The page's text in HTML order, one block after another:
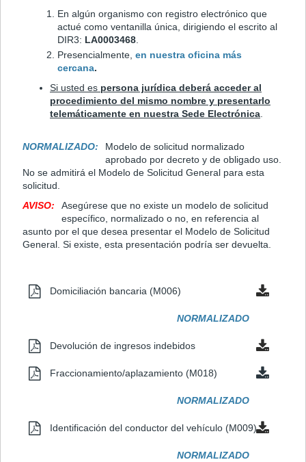
En algún organismo con registro electrónico que
actué como ventanilla única, dirigiendo el escrito al
DIR3: LA0003468.
Presencialmente, en nuestra oficina más
cercana.
Si usted es persona jurídica deberá acceder al
procedimiento del mismo nombre y presentarlo
telemáticamente en nuestra Sede Electrónica.
NORMALIZADO:
Modelo de solicitud normalizado
aprobado por decreto y de obligado uso.
No se admitirá el Modelo de Solicitud General para esta
solicitud.
AVISO:
Asegúrese que no existe un modelo de solicitud
específico, normalizado o no, en referencia al
asunto por el que desea presentar el Modelo de Solicitud
General. Si existe, esta presentación podría ser devuelta.
Domiciliación bancaria (M006)
NORMALIZADO
Devolución de ingresos indebidos
Fraccionamiento/aplazamiento (M018)
NORMALIZADO
Identificación del conductor del vehículo (M009)
NORMALIZADO